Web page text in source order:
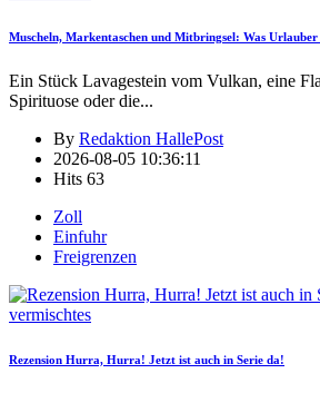
Muscheln, Markentaschen und Mitbringsel: Was
Ein Stück Lavagestein vom Vulkan, eine
Spirituose oder die...
By Redaktion HallePost
2026-08-05 10:36:11
Hits 63
Zoll
Einfuhr
Freigrenzen
vermischtes
Rezension Hurra, Hurra! Jetzt ist auch in Serie da!